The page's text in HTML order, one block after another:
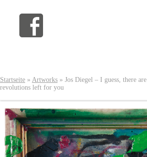
Startseite » Artworks » Jos Diegel – I guess, there are
revolutions left for you